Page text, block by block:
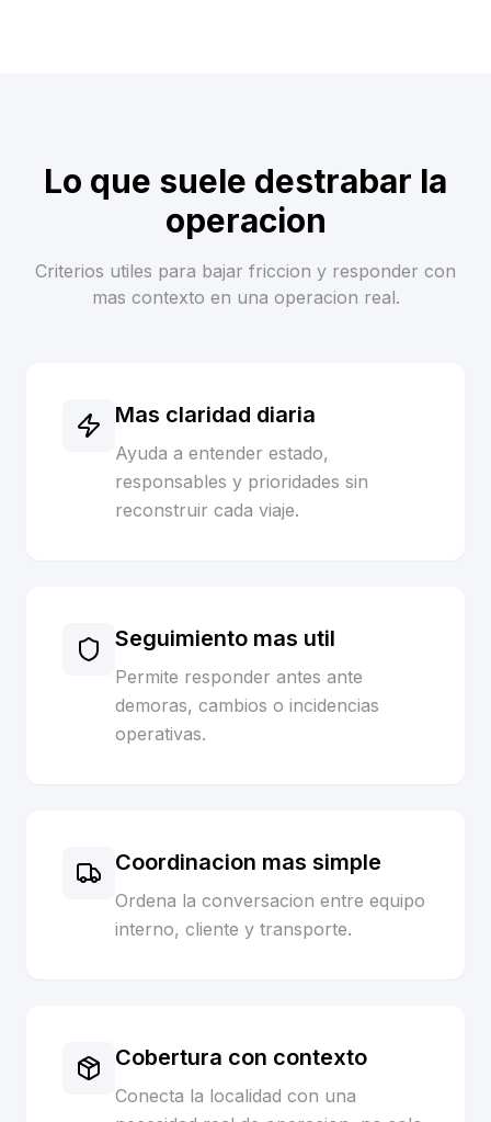
Lo que suele destrabar la
operacion
Criterios utiles para bajar friccion y responder con
mas contexto en una operacion real.
Mas claridad diaria
Ayuda a entender estado,
responsables y prioridades sin
reconstruir cada viaje.
Seguimiento mas util
Permite responder antes ante
demoras, cambios o incidencias
operativas.
Coordinacion mas simple
Ordena la conversacion entre equipo
interno, cliente y transporte.
Cobertura con contexto
Conecta la localidad con una